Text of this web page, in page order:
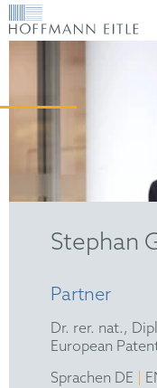
Stephan
Partner
Dr. rer. nat.,
European
Sprachen DE